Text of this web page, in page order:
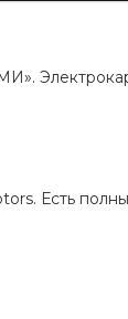
Есть